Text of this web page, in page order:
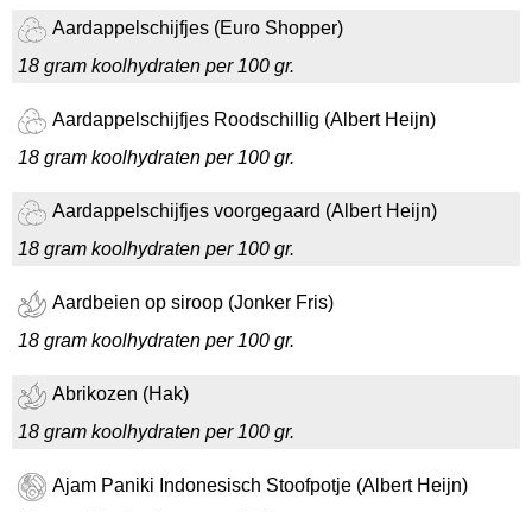
Aardappelschijfjes (Euro Shopper)
18 gram koolhydraten per 100 gr.
Aardappelschijfjes Roodschillig (Albert Heijn)
18 gram koolhydraten per 100 gr.
Aardappelschijfjes voorgegaard (Albert Heijn)
18 gram koolhydraten per 100 gr.
Aardbeien op siroop (Jonker Fris)
18 gram koolhydraten per 100 gr.
Abrikozen (Hak)
18 gram koolhydraten per 100 gr.
Ajam Paniki Indonesisch Stoofpotje (Albert Heijn)